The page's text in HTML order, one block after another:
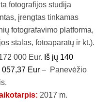
fotografijos studija
įrengtas tinkamas
fotografavimo platforma,
stalas, fotoaparatų ir kt.).
000 Eur. Iš jų 140
Eur – Panevėžio
2017 m.